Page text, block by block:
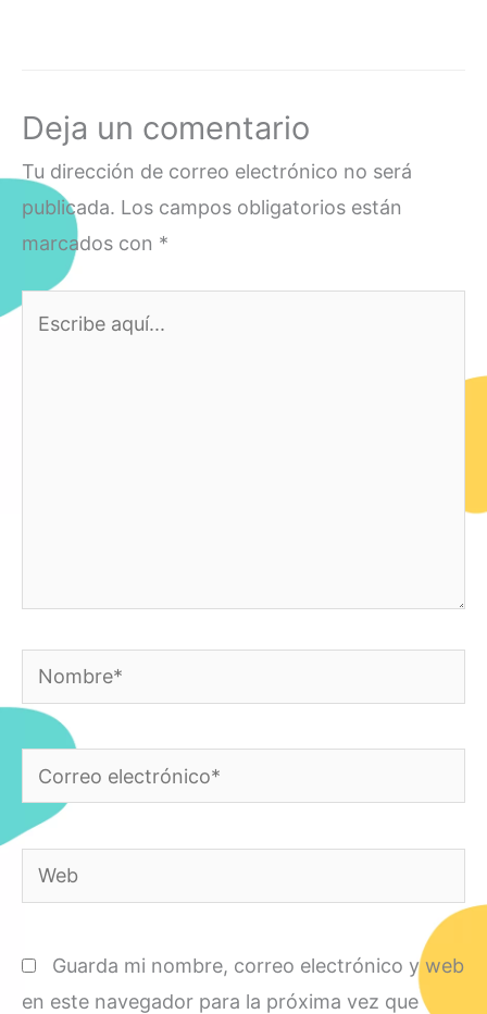
Deja un comentario
Tu dirección de correo electrónico no será
publicada. Los campos obligatorios están
marcados con *
Escribe
Nombre*
Correo
electrónico*
Web
Guarda mi nombre, correo electrónico y web
en este navegador para la próxima vez que